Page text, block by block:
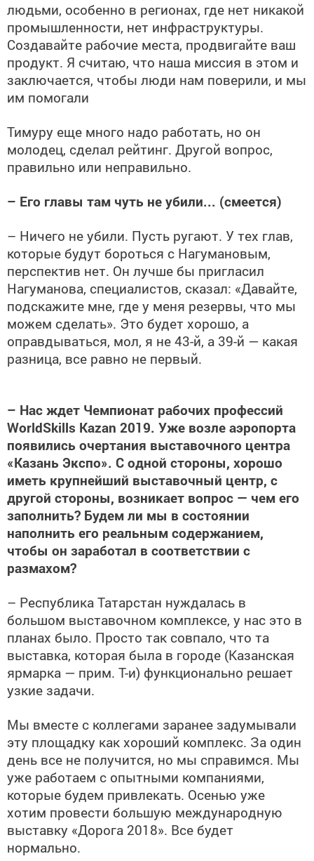
людьми, особенно в регионах, где нет никакой
промышленности, нет инфраструктуры.
Создавайте рабочие места, продвигайте ваш
продукт. Я считаю, что наша миссия в этом и
заключается, чтобы люди нам поверили, и мы
им помогали
Тимуру еще много надо работать, но он
молодец, сделал рейтинг. Другой вопрос,
правильно или неправильно.
– Его главы там чуть не убили... (смеется)
– Ничего не убили. Пусть ругают. У тех глав,
которые будут бороться с Нагумановым,
перспектив нет. Он лучше бы пригласил
Нагуманова, специалистов, сказал: «Давайте,
подскажите мне, где у меня резервы, что мы
можем сделать». Это будет хорошо, а
оправдываться, мол, я не 43-й, а 39-й — какая
разница, все равно не первый.
– Нас ждет Чемпионат рабочих профессий
WorldSkills Kazan 2019. Уже возле аэропорта
появились очертания выставочного центра
«Казань Экспо». С одной стороны, хорошо
иметь крупнейший выставочный центр, с
другой стороны, возникает вопрос — чем его
заполнить? Будем ли мы в состоянии
наполнить его реальным содержанием,
чтобы он заработал в соответствии с
размахом?
– Республика Татарстан нуждалась в
большом выставочном комплексе, у нас это в
планах было. Просто так совпало, что та
выставка, которая была в городе (Казанская
ярмарка — прим. Т-и) функционально решает
узкие задачи.
Мы вместе с коллегами заранее задумывали
эту площадку как хороший комплекс. За один
день все не получится, но мы справимся. Мы
уже работаем с опытными компаниями,
которые будем привлекать. Осенью уже
хотим провести большую международную
выставку «Дорога 2018». Все будет
нормально.